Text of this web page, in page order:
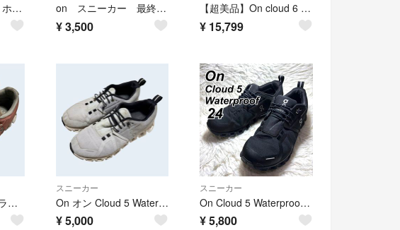
onスニーカー靴紐 ホワイト on スニーカー 最終値下げ
¥3,500
【超美品】On cloud 6 ローカット スニーカー 25.5 ブラック
¥ 15,799
On オン Cloud 5 クラウド 5 23.5cm スニーカー 部活 陸上 外履き 上履
スニーカー
On オン Cloud 5 Waterproof クラウド 5 ウォータープルーフ 24cm スニーカー 部活 陸上 外履き 上履
¥5,000
スニーカー
On Cloud 5 Waterproof オン 防水 ランニング 24㎝ 黒 クラウド ウォータープルーフ
¥5,800